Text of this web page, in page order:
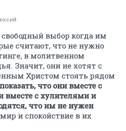
выбор когда им
считают, что не нужно
в молитвенном
Значит, они не хотят с
Христом стоять рядом
что они вместе с
вместе с хулителями и
что им не нужен
и спокойствие в их